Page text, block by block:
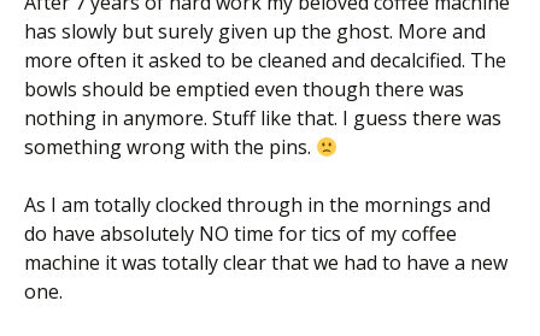
has slowly but surely given up the ghost. More and
more often it asked to be cleaned and decalcified. The
bowls should be emptied even though there was
nothing in anymore. Stuff like that. I guess there was
something wrong with the pins.
As I am totally clocked through in the mornings and
do have absolutely NO time for tics of my coffee
machine it was totally clear that we had to have a new
one.